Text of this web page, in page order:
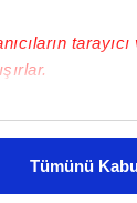
tarayıcı
Tümünü